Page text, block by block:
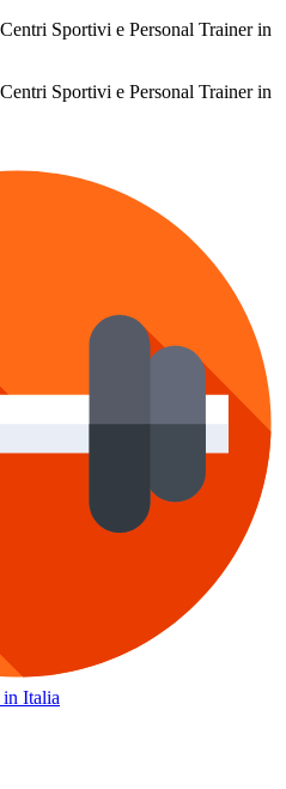
Sportivi e Personal Trainer in
Sportivi e Personal Trainer in
in Italia